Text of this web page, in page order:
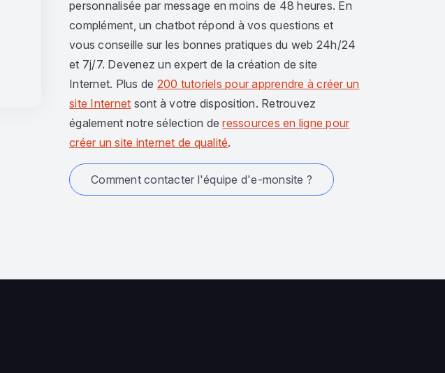
personnalisée par message en moins de 48 heures. En
complément, un chatbot répond à vos questions et
vous conseille sur les bonnes pratiques du web 24h/24
et 7j/7. Devenez un expert de la création de site
Internet. Plus de 200 tutoriels pour apprendre à créer un
site Internet sont à votre disposition. Retrouvez
également notre sélection deressources en ligne pour
créer un site internet de qualité.
Comment contacter l'équipe d'e-monsite ?